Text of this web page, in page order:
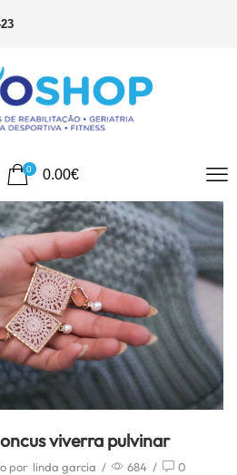
0 0.00€
viverra pulvinar
por linda garcia / 684 / 0